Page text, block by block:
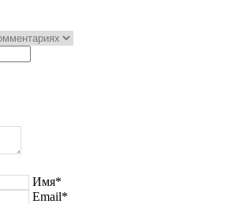
Имя*
Email*